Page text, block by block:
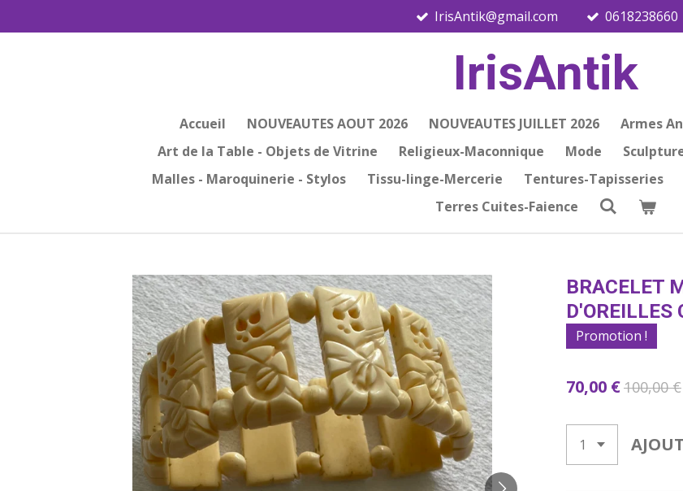
au
IrisAntik@gmail.com 0618238660
IrisAntik
Accueil NOUVEAUTES AOUT 2026 NOUVEAUTES JUILLET 2026 Armes
Art de la Table - Objets de Vitrine
Religieux-Maconnique Mode
Malles - Maroquinerie - Stylos
Tissu-linge-Mercerie Tentures-Tapisseries
Terres Cuites-Faience
BRACELET
D'OREILLES
Promotion !
70,00 €100,00 €